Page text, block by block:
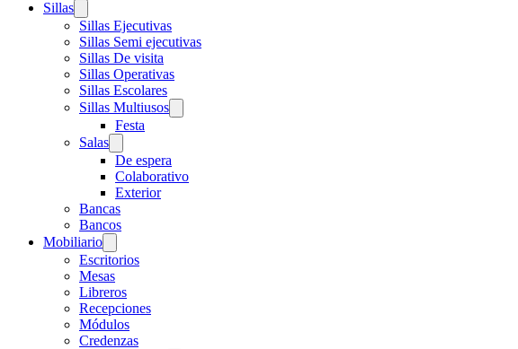
Sillas
Sillas Ejecutivas
Sillas Semi ejecutivas
Sillas De visita
Sillas Operativas
Sillas Escolares
Sillas Multiusos
Festa
Salas
De espera
Colaborativo
Exterior
Bancas
Bancos
Mobiliario
Escritorios
Mesas
Libreros
Recepciones
Módulos
Credenzas